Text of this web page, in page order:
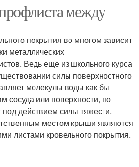
между
покрытия во многом зависит
металлических
Ведь еще из школьного курса
силы поверхностного
молекулы воды как бы
сосуда или поверхности, по
под действием силы тяжести.
местом крыши являются
листами кровельного покрытия.